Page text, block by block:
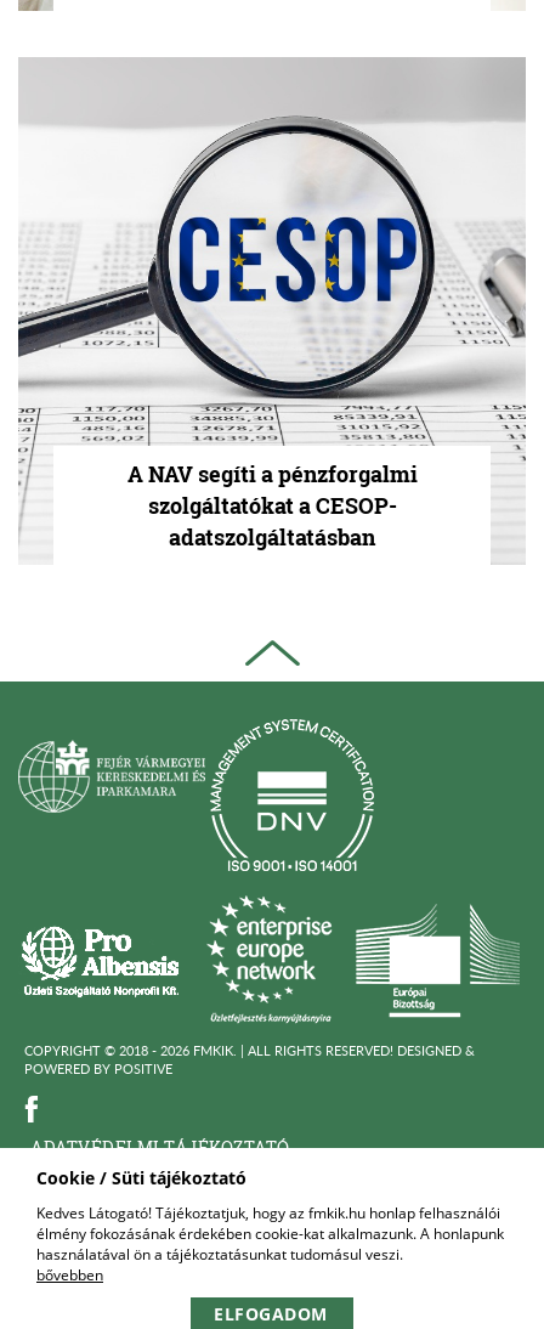
Cookie / Süti tájékoztató
Kedves Látogató! Tájékoztatjuk, hogy az fmkik.hu honlap felhasználói
élmény fokozásának érdekében cookie-kat alkalmazunk. A honlapunk
használatával ön a tájékoztatásunkat tudomásul veszi.
bővebben
ELFOGADOM
A NAV segíti a pénzforgalmi
szolgáltatókat a CESOP-
adatszolgáltatásban
COPYRIGHT © 2018 - 2026 FMKIK. | ALL RIGHTS RESERVED! DESIGNED &
POWERED BY POSITIVE
ADATVÉDELMI TÁJÉKOZTATÓ
FELNŐTTKÉPZŐ SZERVEZET